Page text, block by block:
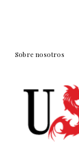
Sobre nosotros